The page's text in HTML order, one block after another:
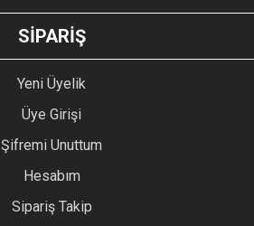
GÖNDER
SİPARİŞ
Yeni Üyelik
Üye Girişi
Şifremi Unuttum
Hesabım
Sipariş Takip